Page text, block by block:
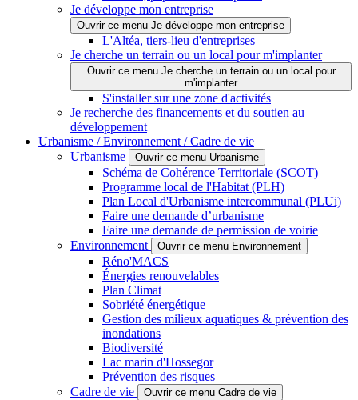
Je développe mon entreprise
Ouvrir ce menu Je développe mon entreprise
L'Altéa, tiers-lieu d'entreprises
Je cherche un terrain ou un local pour m'implanter
Ouvrir ce menu Je cherche un terrain ou un local pour
m'implanter
S'installer sur une zone d'activités
Je recherche des financements et du soutien au
développement
Urbanisme / Environnement / Cadre de vie
Urbanisme
Ouvrir ce menu Urbanisme
Schéma de Cohérence Territoriale (SCOT)
Programme local de l'Habitat (PLH)
Plan Local d'Urbanisme intercommunal (PLUi)
Faire une demande d’urbanisme
Faire une demande de permission de voirie
Environnement
Ouvrir ce menu Environnement
Réno'MACS
Énergies renouvelables
Plan Climat
Sobriété énergétique
Gestion des milieux aquatiques & prévention des
inondations
Biodiversité
Lac marin d'Hossegor
Prévention des risques
Cadre de vie
Ouvrir ce menu Cadre de vie